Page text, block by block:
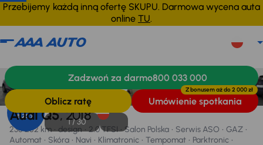
Przebijemy każdą inną ofertę SKUPU. Darmowa wycena auta
online TU.
8,25 %
1 /30
Audi Q5, 2018
236 252 km design 2.0 TFSI Salon Polska Serwis ASO
GAZ
Automat
Skóra Navi Klimatronic Tempomat
Parktronic
WyposażenieZalety samochoduFinansowanie
Zadzwoń za darmo800 033 000
Oblicz ratę Umówienie spotkania
Z bonusem aż do2 000 zł